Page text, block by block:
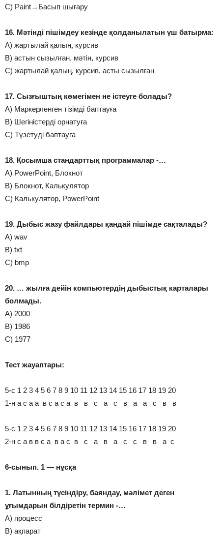
С) Paint→Басып шығару
16. Мәтінді пішімдеу кезінде қолданылатын үш батырма:
А) жартылай қалың, курсив
В) астын сызылған, мәтін, курсив
С) жартылай қалың, курсив, асты сызылған
17. Сызғыштың көмегімен не істеуге болады?
А) Маркерленген тізімді баптауға
В) Шегіністерді орнатуға
С) Түзетуді баптауға
18. Қосымша стандарттық программалар -…
А) PowerPoint, Блокнот
В) Блокнот, Калькулятор
С) Калькулятор, PowerPoint
19. Дыбыс жазу файлдары қандай пішімде сақталады?
А) wav
В) txt
С) bmp
20. … жылға дейін компьютердің дыбыстық карталары
болмады.
А) 2000
В) 1986
С) 1977
Тест жауаптары:
5-с 1 2 3 4 5 6 7 8 9 10 11 12 13 14 15 16 17 18 19 20
1-н а с а а в с а с а в в с а с в а а с в в
5-с 1 2 3 4 5 6 7 8 9 10 11 12 13 14 15 16 17 18 19 20
2-н с а в в с а в а с в с а в а с с в в а с
6-сынып. 1 — нұсқа
1. Латынның түсіндіру, баяндау, мәлімет деген
ұғымдарын білдіретін термин -…
А) процесс
В) ақпарат